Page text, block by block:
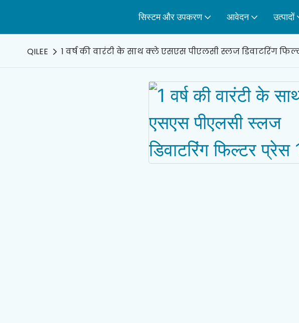
सिस्टम और उपकरण आवेदन उत्पादों
QILEE 1 वर्ष की वारंटी के साथ क्ले एसएस पीएलसी स्लज डिवाटरिंग